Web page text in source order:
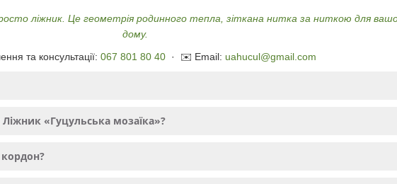
ліжник. Це геометрія родинного тепла, зіткана нитка за ниткою для
дому.
та консультації:067 801 80 40 · ✉️ Email: uahucul@gmail.com
«Гуцульська мозаїка»?